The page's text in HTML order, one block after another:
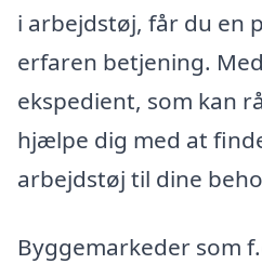
i arbejdstøj, får du en
erfaren betjening.
ekspedient, som kan
hjælpe dig med at
arbejdstøj til dine
Byggemarkeder som